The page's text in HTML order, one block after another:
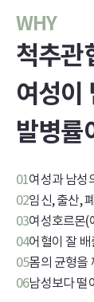
WHY
척추관
여성이
발병률
01여성과 남성
02임신, 출산,
03여성호르몬(
04어혈이 잘
05몸의 균형을
06남성보다 떨